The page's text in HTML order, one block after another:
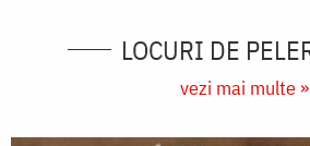
LOCURI DE
vezi mai multe »